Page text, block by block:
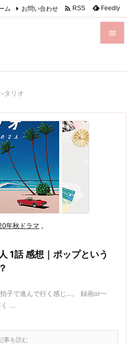

ム お問い合わせ  RSS Feedly
タリオ
年秋ドラマ ,
1話 感想｜ポップという
子で進んで行く感じ…。 録画or一
...
事を読む